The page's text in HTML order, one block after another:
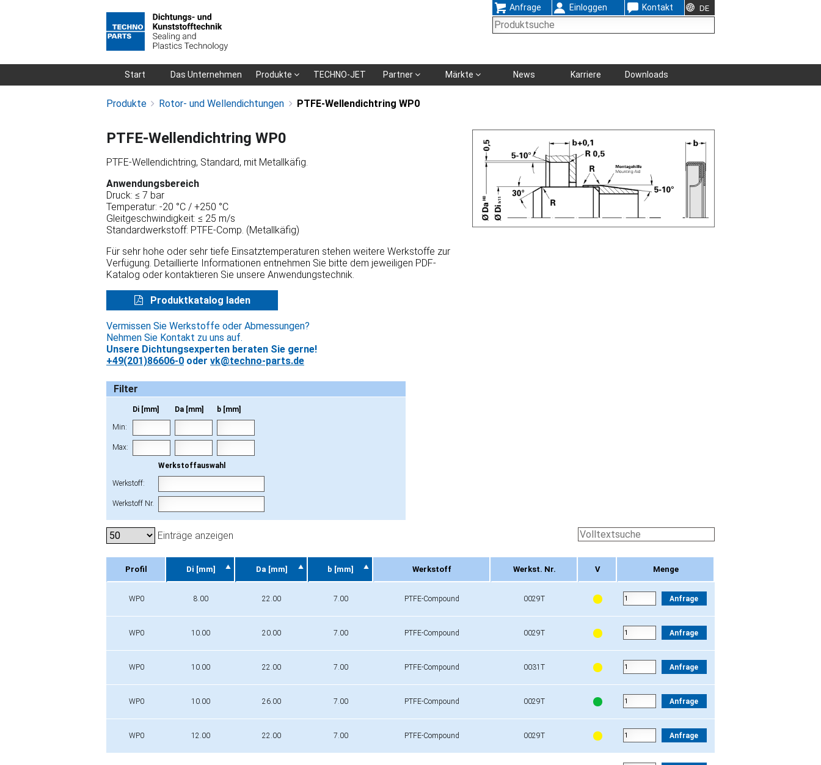
Navigation
Anfrage Einloggen Kontakt DE
Navigation
Start Das Unternehmen Produkte TECHNO-JET Partner Märkte News Karriere Downloads
Produkte Rotor- und Wellendichtungen PTFE-Wellendichtring WP0
PTFE-Wellendichtring WP0
PTFE-Wellendichtring, Standard, mit Metallkäfig.
Anwendungsbereich
Druck: ≤ 7 bar
Temperatur: -20 °C / +250 °C
Gleitgeschwindigkeit: ≤ 25 m/s
Standardwerkstoff: PTFE-Comp. (Metallkäfig)
Für sehr hohe oder sehr tiefe Einsatztemperaturen stehen weitere Werkstoffe zur
Verfügung. Detaillierte Informationen entnehmen Sie bitte dem jeweiligen PDF-
Katalog oder kontaktieren Sie unsere Anwendungstechnik.
Produktkatalog laden
Vermissen Sie Werkstoffe oder Abmessungen?
Nehmen Sie Kontakt zu uns auf.
Unsere Dichtungsexperten beraten Sie gerne!
+49(201)86606-0 oder vk@techno-parts.de
Filter
Di [mm] Da [mm] b [mm]
Min:
Max:
Werkstoffauswahl
Werkstoff:
Werkstoff Nr.
Einträge anzeigen
Profil Di [mm] Da [mm] b [mm] Werkstoff Werkst. Nr. V Menge
WP0 8.00 22.00 7.00 PTFE-Compound 0029T Anfrage
WP0 10.00 20.00 7.00 PTFE-Compound 0029T Anfrage
WP0 10.00 22.00 7.00 PTFE-Compound 0031T Anfrage
WP0 10.00 26.00 7.00 PTFE-Compound 0029T Anfrage
WP0 12.00 22.00 7.00 PTFE-Compound 0029T Anfrage